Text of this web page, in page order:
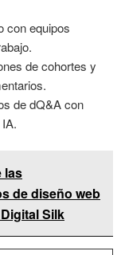
con equipos
de cohortes y
de dQ&A con
las
de diseño web
Silk